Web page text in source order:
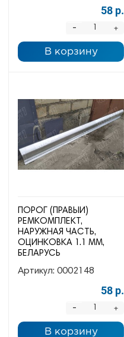
58 р.
+
-
В корзину
ПОРОГ (ПРАВЫЙ)
РЕМКОМПЛЕКТ,
НАРУЖНАЯ ЧАСТЬ,
ОЦИНКОВКА 1.1 ММ,
БЕЛАРУСЬ
Артикул: 0002148
58 р.
+
-
В корзину